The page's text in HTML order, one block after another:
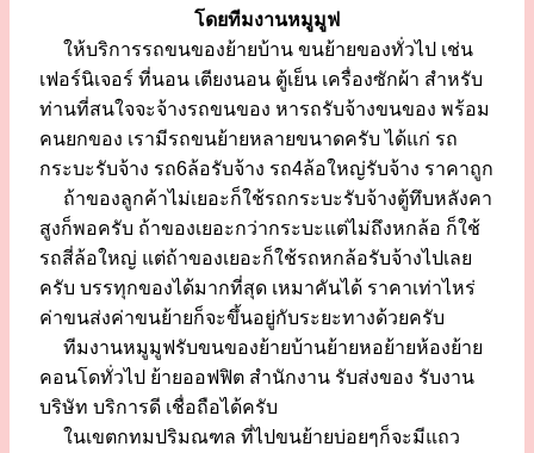
โดยทีมงานหมูมูฟ
ให้บริการรถขนของย้ายบ้าน ขนย้ายของทั่วไป เช่น
เฟอร์นิเจอร์ ที่นอน เตียงนอน ตู้เย็น เครื่องซักผ้า สำหรับ
ท่านที่สนใจจะจ้างรถขนของ หารถรับจ้างขนของ พร้อม
คนยกของ เรามีรถขนย้ายหลายขนาดครับ ได้แก่ รถ
กระบะรับจ้าง รถ6ล้อรับจ้าง รถ4ล้อใหญ่รับจ้าง ราคาถูก
ถ้าของลูกค้าไม่เยอะก็ใช้รถกระบะรับจ้างตู้ทึบหลังคา
สูงก็พอครับ ถ้าของเยอะกว่ากระบะแต่ไม่ถึงหกล้อ ก็ใช้
รถสี่ล้อใหญ่ แต่ถ้าของเยอะก็ใช้รถหกล้อรับจ้างไปเลย
ครับ บรรทุกของได้มากที่สุด เหมาคันได้ ราคาเท่าไหร่
ค่าขนส่งค่าขนย้ายก็จะขึ้นอยู่กับระยะทางด้วยครับ
ทีมงานหมูมูฟรับขนของย้ายบ้านย้ายหอย้ายห้องย้าย
คอนโดทั่วไป ย้ายออฟฟิต สำนักงาน รับส่งของ รับงาน
บริษัท บริการดี เชื่อถือได้ครับ
ในเขตกทมปริมณฑล ที่ไปขนย้ายบ่อยๆก็จะมีแถว